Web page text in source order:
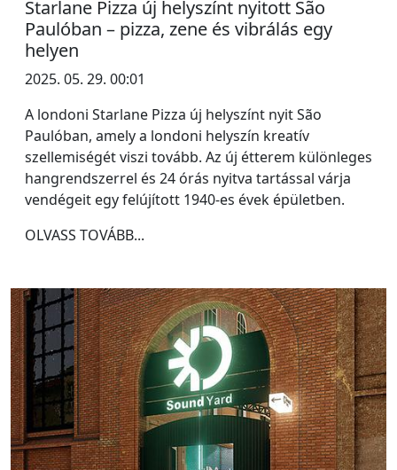
Starlane Pizza új helyszínt nyitott São
Paulóban – pizza, zene és vibrálás egy
helyen
2025. 05. 29. 00:01
A londoni Starlane Pizza új helyszínt nyit São
Paulóban, amely a londoni helyszín kreatív
szellemiségét viszi tovább. Az új étterem különleges
hangrendszerrel és 24 órás nyitva tartással várja
vendégeit egy felújított 1940-es évek épületben.
OLVASS TOVÁBB...